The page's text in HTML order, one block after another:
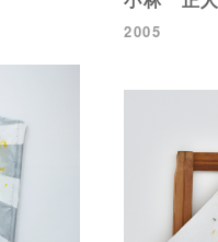
2005